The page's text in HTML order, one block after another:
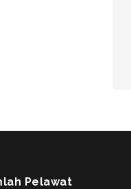
Pelawat